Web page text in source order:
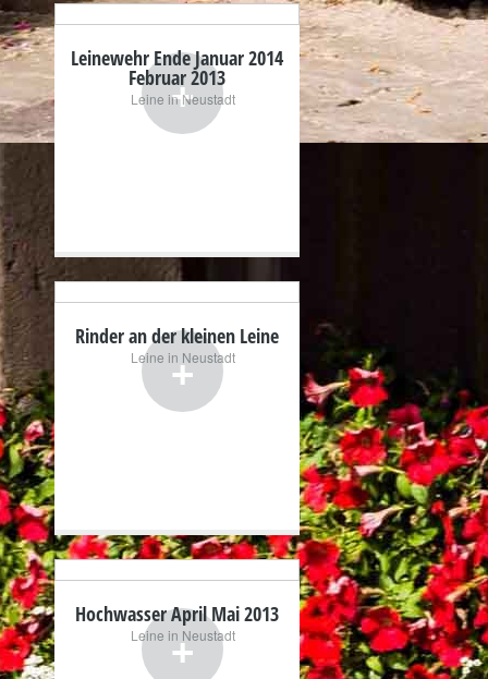
+
Leinewehr Ende Januar 2014
Februar 2013
Leine in Neustadt
+
Rinder an der kleinen Leine
Leine in Neustadt
+
Hochwasser April Mai 2013
Leine in Neustadt